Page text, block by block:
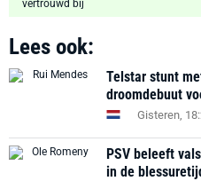
Lees ook:
Telstar stunt
droomdebuut
Gisteren,
PSV beleeft
in de